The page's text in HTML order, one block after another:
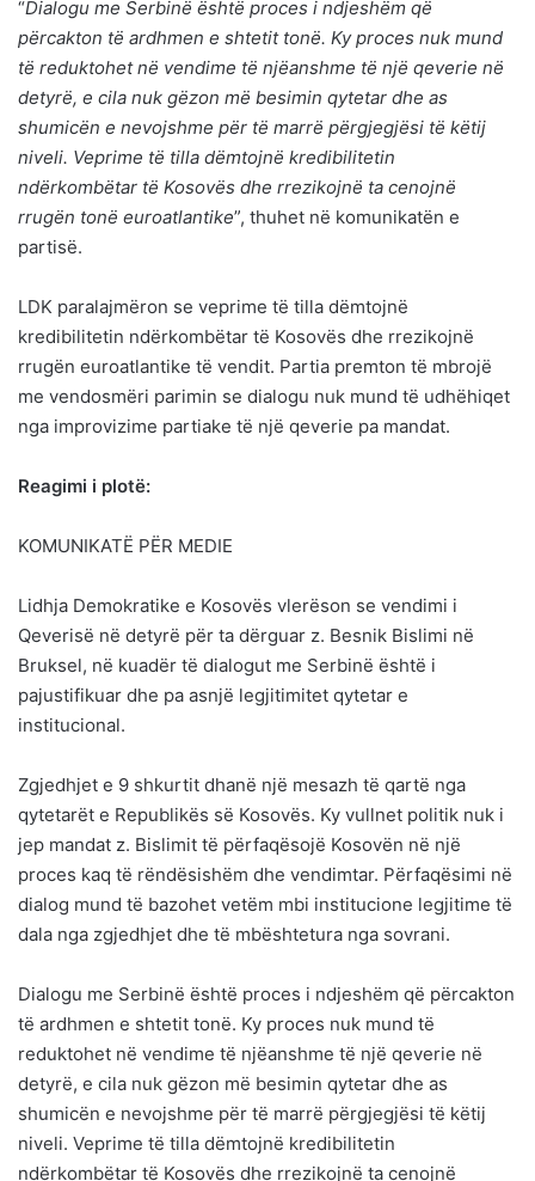
“Dialogu me Serbinë është proces i ndjeshëm që
përcakton të ardhmen e shtetit tonë. Ky proces nuk mund
të reduktohet në vendime të njëanshme të një qeverie në
detyrë, e cila nuk gëzon më besimin qytetar dhe as
shumicën e nevojshme për të marrë përgjegjësi të këtij
niveli. Veprime të tilla dëmtojnë kredibilitetin
ndërkombëtar të Kosovës dhe rrezikojnë ta cenojnë
rrugën tonë euroatlantike”, thuhet në komunikatën e
partisë.
LDK paralajmëron se veprime të tilla dëmtojnë
kredibilitetin ndërkombëtar të Kosovës dhe rrezikojnë
rrugën euroatlantike të vendit. Partia premton të mbrojë
me vendosmëri parimin se dialogu nuk mund të udhëhiqet
nga improvizime partiake të një qeverie pa mandat.
Reagimi i plotë:
KOMUNIKATË PËR MEDIE
Lidhja Demokratike e Kosovës vlerëson se vendimi i
Qeverisë në detyrë për ta dërguar z. Besnik Bislimi në
Bruksel, në kuadër të dialogut me Serbinë është i
pajustifikuar dhe pa asnjë legjitimitet qytetar e
institucional.
Zgjedhjet e 9 shkurtit dhanë një mesazh të qartë nga
qytetarët e Republikës së Kosovës. Ky vullnet politik nuk i
jep mandat z. Bislimit të përfaqësojë Kosovën në një
proces kaq të rëndësishëm dhe vendimtar. Përfaqësimi në
dialog mund të bazohet vetëm mbi institucione legjitime të
dala nga zgjedhjet dhe të mbështetura nga sovrani.
Dialogu me Serbinë është proces i ndjeshëm që përcakton
të ardhmen e shtetit tonë. Ky proces nuk mund të
reduktohet në vendime të njëanshme të një qeverie në
detyrë, e cila nuk gëzon më besimin qytetar dhe as
shumicën e nevojshme për të marrë përgjegjësi të këtij
niveli. Veprime të tilla dëmtojnë kredibilitetin
ndërkombëtar të Kosovës dhe rrezikojnë ta cenojnë